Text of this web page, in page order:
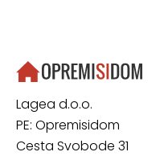
Lagea d.o.o.
PE: Opremisidom
Cesta Svobode 31